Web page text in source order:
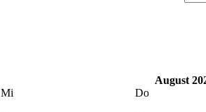
August
Mi Do